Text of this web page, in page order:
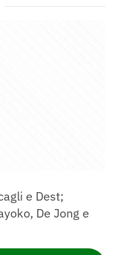
e Dest;
De Jong e